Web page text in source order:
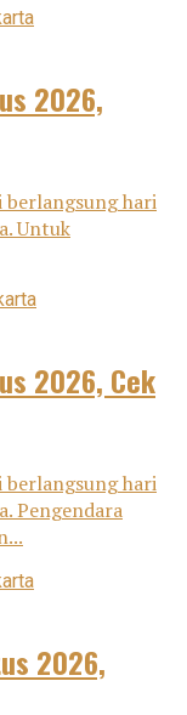
2026,
berlangsung hari
Untuk
2026, Cek
berlangsung hari
Pengendara
2026,